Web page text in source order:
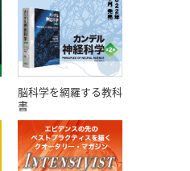
脳科学を網羅する教科
書